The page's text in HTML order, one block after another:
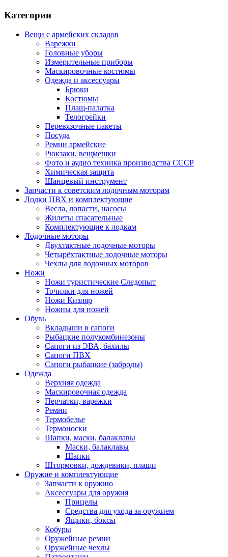
Категории
Вещи с армейских складов
Варежки
Головные уборы
Измерительные приборы
Маскировочные костюмы
Одежда и аксессуары
Брюки
Костюмы
Плащ-палатка
Телогрейки
Перевязочные пакеты
Посуда
Ремни армейские
Рюкзаки, вещмешки
Фото и аудио техника производства СССР
Химическая защита
Шанцевый инструмент
Запчасти к советским лодочным моторам
Лодки ПВХ и комплектующие
Весла, лопасти, насосы
Жилеты спасательные
Комплектующие к лодкам
Лодочные моторы
Двухтактные лодочные моторы
Четырёхтактные лодочные моторы
Чехлы для лодочных моторов
Ножи
Ножи туристические Следопыт
Точилки для ножей
Ножи Кизляр
Ножны для ножей
Обувь
Вкладыши в сапоги
Рыбацкие полукомбинезоны
Сапоги из ЭВА, бахилы
Сапоги ПВХ
Сапоги рыбацкие (заброды)
Одежда
Верхняя одежда
Маскировочная одежда
Перчатки, варежки
Ремни
Термобелье
Термоноски
Шапки, маски, балаклавы
Маски, балаклавы
Шапки
Штормовки, дождевики, плащи
Оружие и комплектующие
Запчасти к оружию
Аксессуары для оружия
Прицелы
Средства для ухода за оружием
Ящики, боксы
Кобуры
Оружейные ремни
Оружейные чехлы